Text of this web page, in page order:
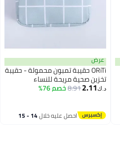
عرض
ORiTi حقيبة تمبون محمولة - حقيبة
تخزين صحية مريحة للنساء
والمراهقات - هدية مثالية لفترة
د.ك‏2.11
8.91خصم 76%
احصل عليه خلال 14 - 15